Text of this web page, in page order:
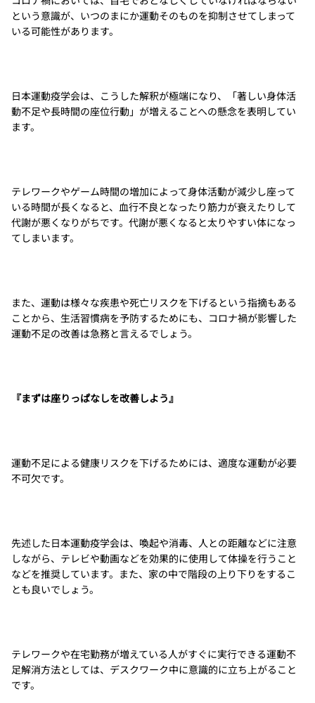
という意識が、いつのまにか運動そのものを抑制させてしまって
いる可能性があります。
日本運動疫学会は、こうした解釈が極端になり、「著しい身体活
動不足や長時間の座位行動」が増えることへの懸念を表明してい
ます。
テレワークやゲーム時間の増加によって身体活動が減少し座って
いる時間が長くなると、血行不良となったり筋力が衰えたりして
代謝が悪くなりがちです。代謝が悪くなると太りやすい体になっ
てしまいます。
また、運動は様々な疾患や死亡リスクを下げるという指摘もある
ことから、生活習慣病を予防するためにも、コロナ禍が影響した
運動不足の改善は急務と言えるでしょう。
『まずは座りっぱなしを改善しよう』
運動不足による健康リスクを下げるためには、適度な運動が必要
不可欠です。
先述した日本運動疫学会は、喚起や消毒、人との距離などに注意
しながら、テレビや動画などを効果的に使用して体操を行うこと
などを推奨しています。また、家の中で階段の上り下りをするこ
とも良いでしょう。
テレワークや在宅勤務が増えている人がすぐに実行できる運動不
足解消方法としては、デスクワーク中に意識的に立ち上がること
です。